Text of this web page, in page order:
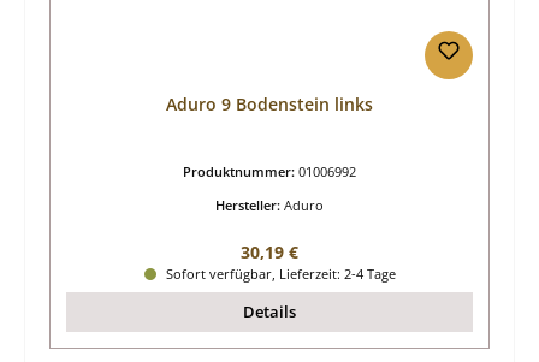
Aduro 9 Bodenstein links
Produktnummer: 01006992
Hersteller: Aduro
Regulärer Preis:
30,19 €
Sofort verfügbar, Lieferzeit: 2-4 Tage
Details